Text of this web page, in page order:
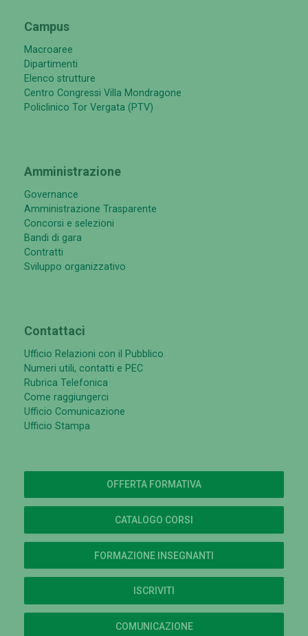
Campus
Macroaree
Dipartimenti
Elenco strutture
Centro Congressi Villa Mondragone
Policlinico Tor Vergata (PTV)
Amministrazione
Governance
Amministrazione Trasparente
Concorsi e selezioni
Bandi di gara
Contratti
Sviluppo organizzativo
Contattaci
Ufficio Relazioni con il Pubblico
Numeri utili, contatti e PEC
Rubrica Telefonica
Come raggiungerci
Ufficio Comunicazione
Ufficio Stampa
OFFERTA FORMATIVA
CATALOGO CORSI
FORMAZIONE INSEGNANTI
ISCRIVITI
COMUNICAZIONE